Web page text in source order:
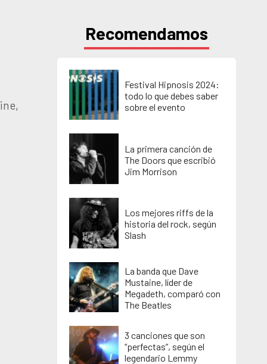
Recomendamos
Festival Hipnosis 2024:
todo lo que debes saber
sobre el evento
La primera canción de
The Doors que escribió
Jim Morrison
Los mejores riffs de la
historia del rock, según
Slash
La banda que Dave
Mustaine, líder de
Megadeth, comparó con
The Beatles
3 canciones que son
“perfectas”, según el
legendario Lemmy